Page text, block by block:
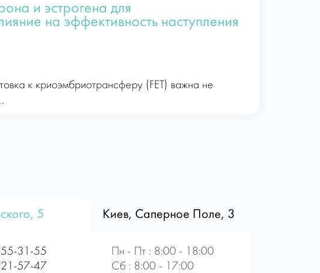
и эстрогена для
на эффективность наступления
к криоэмбриотрансферу (FET) важна не
5 Киев, Саперное Поле, 3
31-55
57-47
Пн - Пт : 8:00 - 18:00
Сб : 8:00 - 17:00